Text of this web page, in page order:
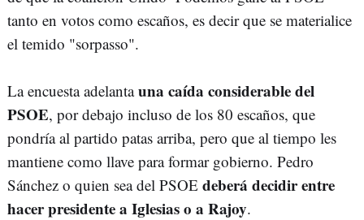
tanto en votos como escaños, es decir que se materialice
el temido "sorpasso".
La encuesta adelantauna caída considerable del
PSOE, por debajo incluso de los 80 escaños, que
pondría al partido patas arriba, pero que al tiempo les
mantiene como llave para formar gobierno. Pedro
Sánchez o quien sea del PSOE deberá decidir entre
hacer presidente a Iglesias o a Rajoy.